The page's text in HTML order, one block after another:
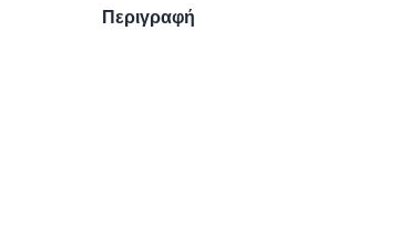
Περιγραφή